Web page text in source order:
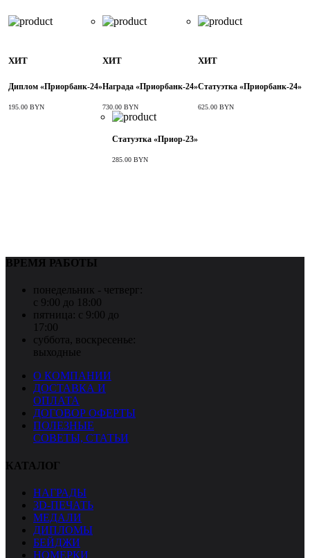
ХИТ
Диплом «Приорбанк-24»
195.00 BYN
ХИТ
Награда «Приорбанк-24»
730.00 BYN
ХИТ
Статуэтка «Приорбанк-24»
625.00 BYN
Статуэтка «Приор-23»
285.00 BYN
ВРЕМЯ РАБОТЫ
понедельник - четверг:
с 9:00 до 18:00
пятница: с 9:00 до
17:00
суббота, воскресенье:
выходные
О КОМПАНИИ
ДОСТАВКА И
ОПЛАТА
ДОГОВОР ОФЕРТЫ
ПОЛЕЗНЫЕ
СОВЕТЫ, СТАТЬИ
КАТАЛОГ
НАГРАДЫ
3D-ПЕЧАТЬ
МЕДАЛИ
ДИПЛОМЫ
БЕЙДЖИ
НОМЕРКИ